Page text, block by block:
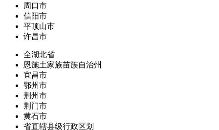
周口市
信阳市
平顶山市
许昌市
全湖北省
恩施土家族苗族自治州
宜昌市
鄂州市
荆州市
荆门市
黄石市
省直辖县级行政区划